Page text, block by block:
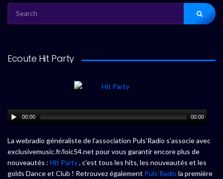
FOR:
Ecoute Hit Party
00:00 00:00
La webradio généraliste de l’association Puls’Radio s’associe avec
exclusivemusic.fr/loic54.net pour vous garantir encore plus de
nouveautés : Hit Party, c’est tous les hits, les nouveautés et les
golds Dance et Club ! Retrouvez également Puls’Radio la première